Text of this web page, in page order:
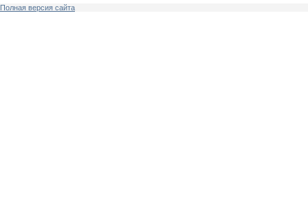
Полная версия сайта